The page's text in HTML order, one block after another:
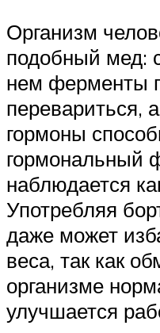
Организм
подобный мед:
нем ферменты
перевариться,
гормоны
гормональный
наблюдается
Употребляя
даже может
веса, так как
организме
улучшается